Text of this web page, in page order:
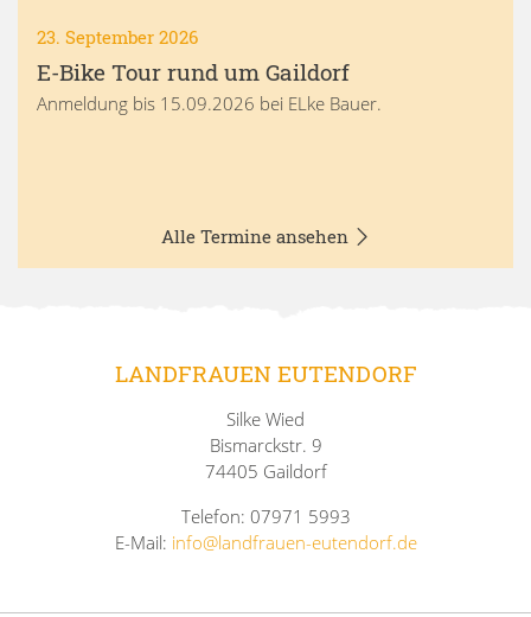
23. September 2026
E-Bike Tour rund um Gaildorf
Anmeldung bis 15.09.2026 bei ELke Bauer.
Alle Termine ansehen
LANDFRAUEN EUTENDORF
Silke Wied
Bismarckstr. 9
74405 Gaildorf
Telefon: 07971 5993
E-Mail: info@landfrauen-eutendorf.de